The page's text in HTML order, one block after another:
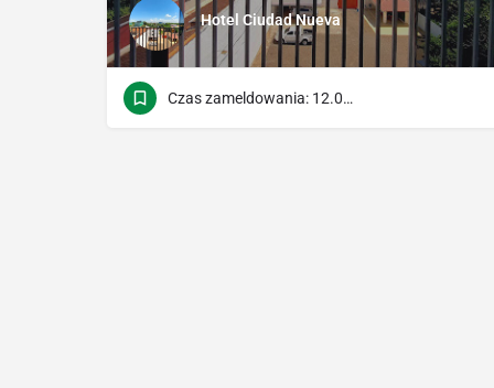
Hotel Ciudad Nueva
Czas zameldowania: 12.00 Polecenie czasu: 10.30